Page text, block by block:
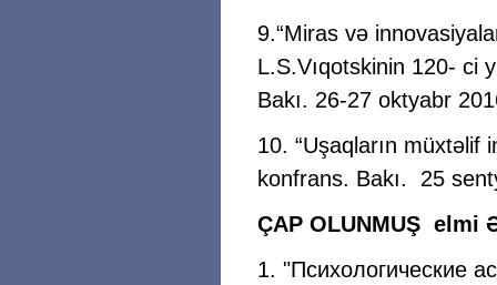
9.“Miras və
L.S.Vıqotskinin 120- ci
Bakı. 26-27 oktyabr
10. “Uşaqların
konfrans. Bakı. 25
ÇAP OLUNMUŞ elmi
1. "Психологические